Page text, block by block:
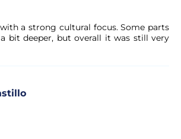
a strong cultural focus. Some parts
bit deeper, but overall it was still very